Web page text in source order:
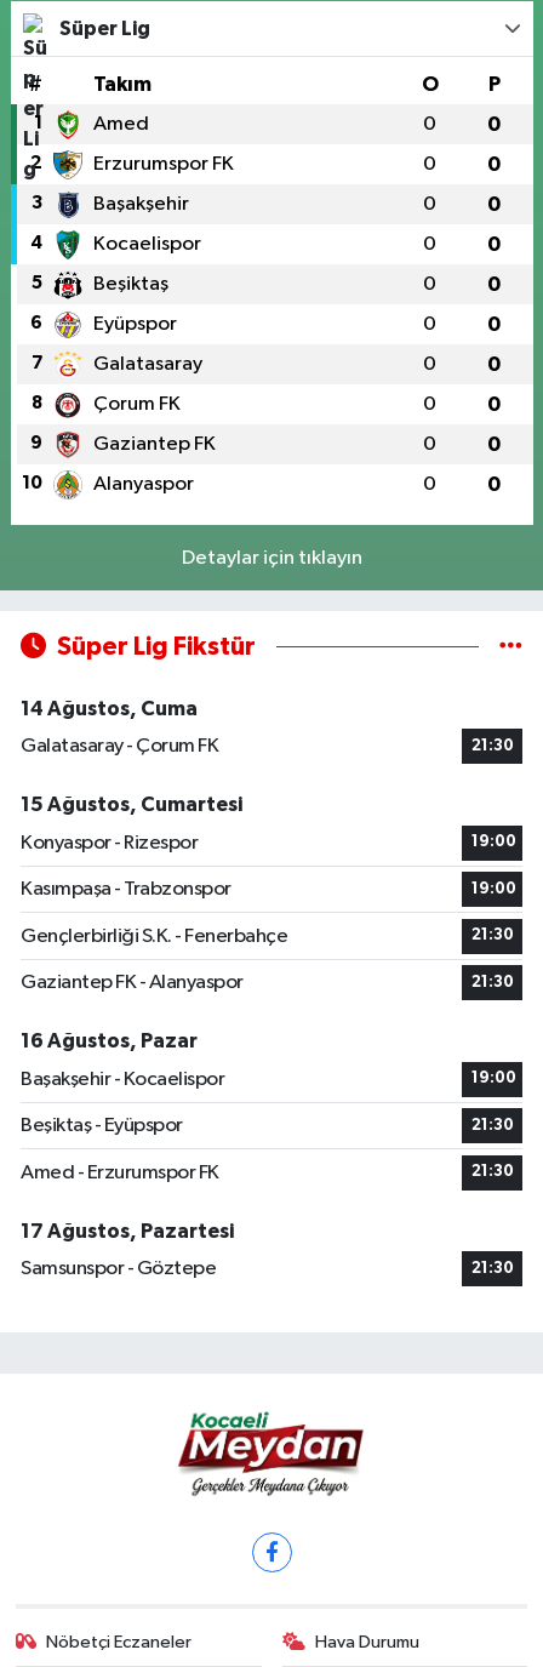
Süper Lig
# Takım O P
1 Amed 0 0
2 Erzurumspor FK 0 0
3 Başakşehir 0 0
4 Kocaelispor 0 0
5 Beşiktaş 0 0
6 Eyüpspor 0 0
7 Galatasaray 0 0
8 Çorum FK 0 0
9 Gaziantep FK 0 0
10 Alanyaspor 0 0
Detaylar için tıklayın
Süper Lig Fikstür
14 Ağustos, Cuma
Galatasaray - Çorum FK
21:30
15 Ağustos, Cumartesi
Konyaspor - Rizespor
19:00
Kasımpaşa - Trabzonspor 19:00
Gençlerbirliği S.K. - Fenerbahçe 21:30
Gaziantep FK - Alanyaspor 21:30
16 Ağustos, Pazar
Başakşehir - Kocaelispor
19:00
Beşiktaş - Eyüpspor 21:30
Amed - Erzurumspor FK 21:30
17 Ağustos, Pazartesi
Samsunspor - Göztepe
21:30
Nöbetçi Eczaneler Hava Durumu